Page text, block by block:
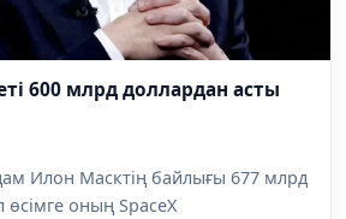
600 млрд доллардан асты
Илон Масктің байлығы 677 млрд
өсімге оның SpaceX